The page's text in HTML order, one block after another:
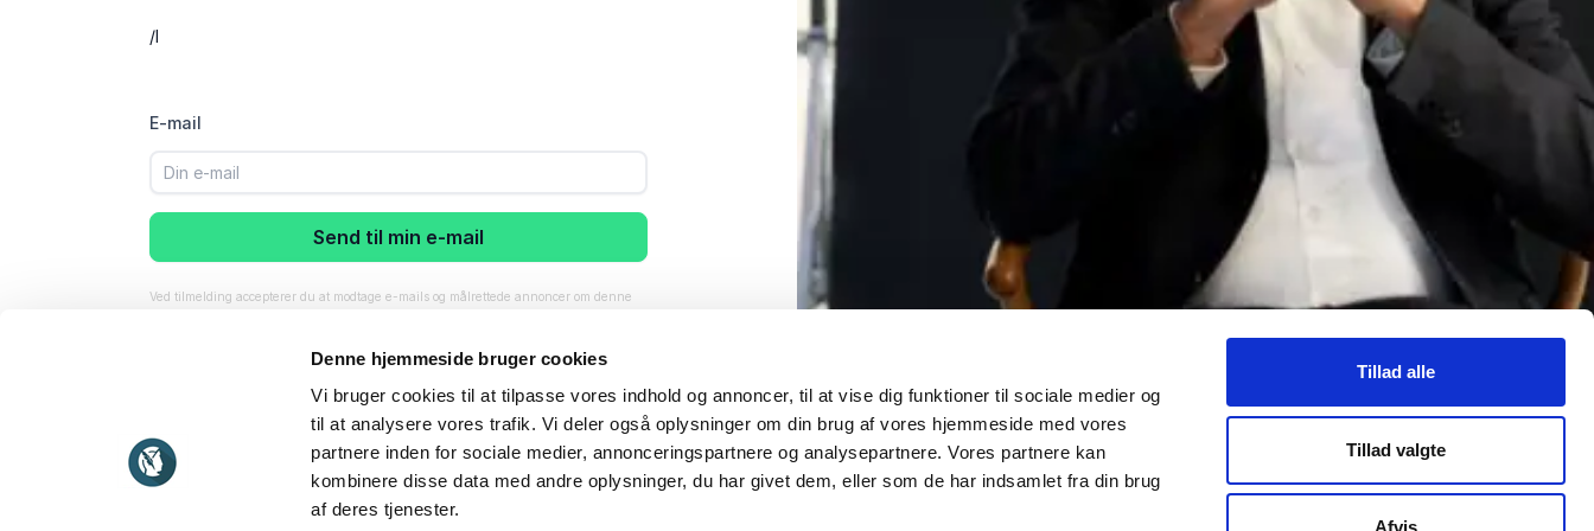
Denne hjemmeside bruger cookies
Vi bruger cookies til at tilpasse vores indhold og annoncer, til at vise dig funktioner til sociale medier og
til at analysere vores trafik. Vi deler også oplysninger om din brug af vores hjemmeside med vores
partnere inden for sociale medier, annonceringspartnere og analysepartnere. Vores partnere kan
kombinere disse data med andre oplysninger, du har givet dem, eller som de har indsamlet fra din brug
af deres tjenester.
Tillad alle
Tillad valgte
Afvis
/I
E-mail
Send til min e-mail
Ved tilmelding accepterer du at modtage e-mails og målrettede annoncer om denne